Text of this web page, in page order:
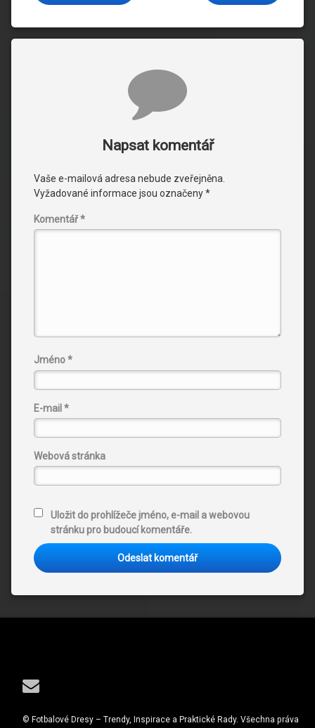
Napsat komentář
Vaše e-mailová adresa nebude zveřejněna.
Vyžadované informace jsou označeny*
Komentář*
Jméno*
E-mail *
Webová stránka
Uložit do prohlížeče jméno, e-mail a webovou
stránku pro budoucí komentáře.
E-mail
© Fotbalové Dresy – Trendy, Inspirace a Praktické Rady. Všechna práva